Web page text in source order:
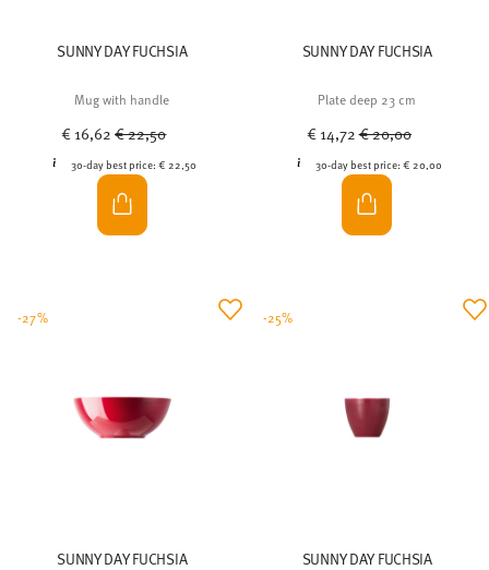
SUNNY DAY FUCHSIA
Mug with handle
€ 16,62Price reduced from
€ 22,50
30-day best price:€ 22,50
SUNNY DAY FUCHSIA
Plate deep 23 cm
€ 14,72Price reduced from
€ 20,00
30-day best price:€ 20,00
SUNNY DAY FUCHSIA
-27%
SUNNY DAY FUCHSIA
-25%